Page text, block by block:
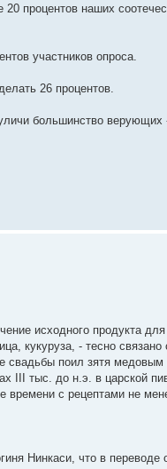
процентов наших
участников опроса.
26 процентов.
большинство
исходного продукта
кукуруза, - тесно
свадьбы поил зятя
III тыс. до н.э. в царской
с рецептами не
Нинкаси, что в переводе